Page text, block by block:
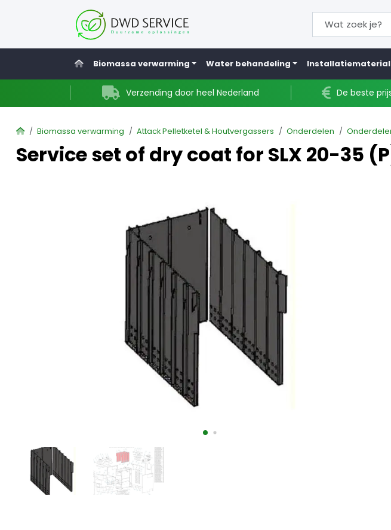
Home
Biomassa verwarming Water behandeling
Verzending door heel Nederland De beste
HomeBiomassa verwarming Attack Pelletketel & Houtvergassers Onderdelen
Service set of dry coat for SLX 20-35